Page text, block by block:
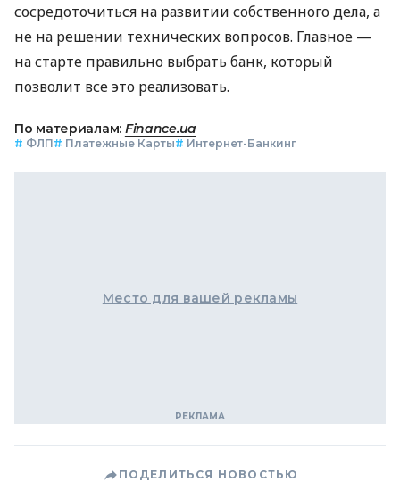
сосредоточиться на развитии собственного дела, а
не на решении технических вопросов. Главное —
на старте правильно выбрать банк, который
позволит все это реализовать.
По материалам: Finance.ua
# ФЛП# Платежные Карты# Интернет-Банкинг
Место для вашей рекламы
ПОДЕЛИТЬСЯ НОВОСТЬЮ